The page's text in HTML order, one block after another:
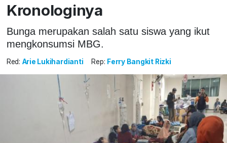
Kronologinya
Bunga merupakan salah satu siswa yang ikut
mengkonsumsi MBG.
Red: Arie Lukihardianti Rep: Ferry Bangkit Rizki